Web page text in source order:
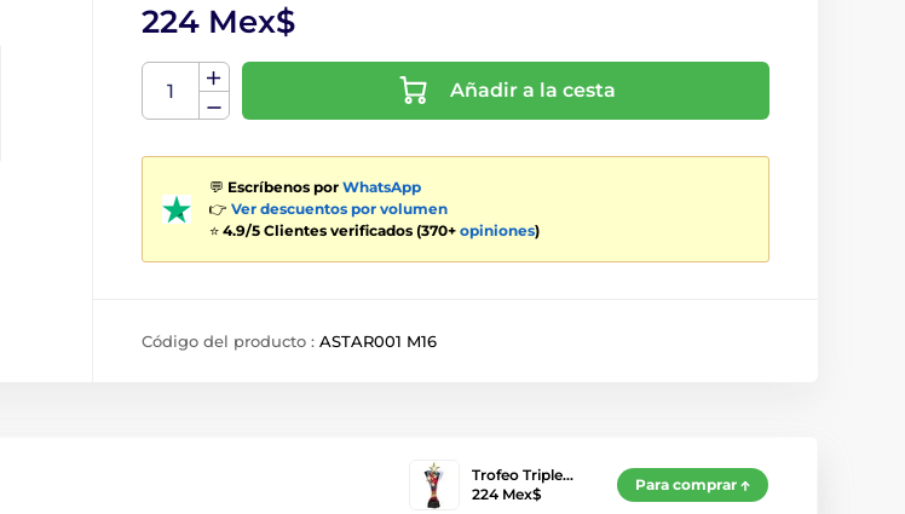
224 Mex$
Añadir a la cesta
💬 Escríbenos por WhatsApp
👉 Ver descuentos por volumen
⭐ 4.9/5 Clientes verificados (370+ opiniones)
Código del producto : ASTAR001 M16
Trofeo Triple…
224 Mex$
Para comprar